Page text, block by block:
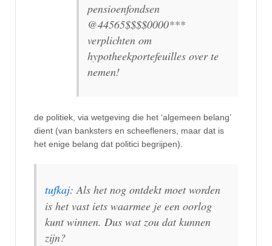
pensioenfondsen
@44565$$$$0000***
verplichten om
hypotheekportefeuilles over te
nemen!
de politiek, via wetgeving die het ‘algemeen belang’
dient (van banksters en scheefleners, maar dat is
het enige belang dat politici begrijpen).
tufkaj: Als het nog ontdekt moet worden
is het vast iets waarmee je een oorlog
kunt winnen. Dus wat zou dat kunnen
zijn?